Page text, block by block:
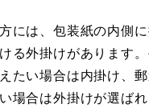
には、包装紙の内側
る外掛けがあります
たい場合は内掛け、
場合は外掛けが選ば